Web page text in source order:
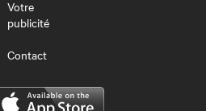
Votre
publicité
Contact